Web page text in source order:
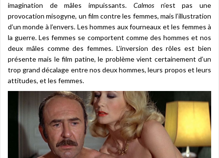
imagination de mâles impuissants. Calmosn’est pas une
provocation misogyne, un film contre les femmes, mais l’illustration
d’un monde à l’envers. Les hommes aux fourneaux et les femmes à
la guerre. Les femmes se comportent comme des hommes et nos
deux mâles comme des femmes. L’inversion des rôles est bien
présente mais le film patine, le problème vient certainement d’un
trop grand décalage entre nos deux hommes, leurs propos et leurs
attitudes, et les femmes.